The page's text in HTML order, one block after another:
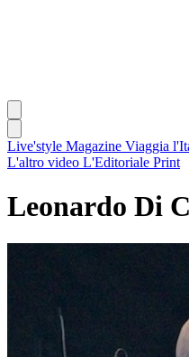
Live'style Magazine Viaggia
L'altro video L'Editoriale Print
Leonardo Di